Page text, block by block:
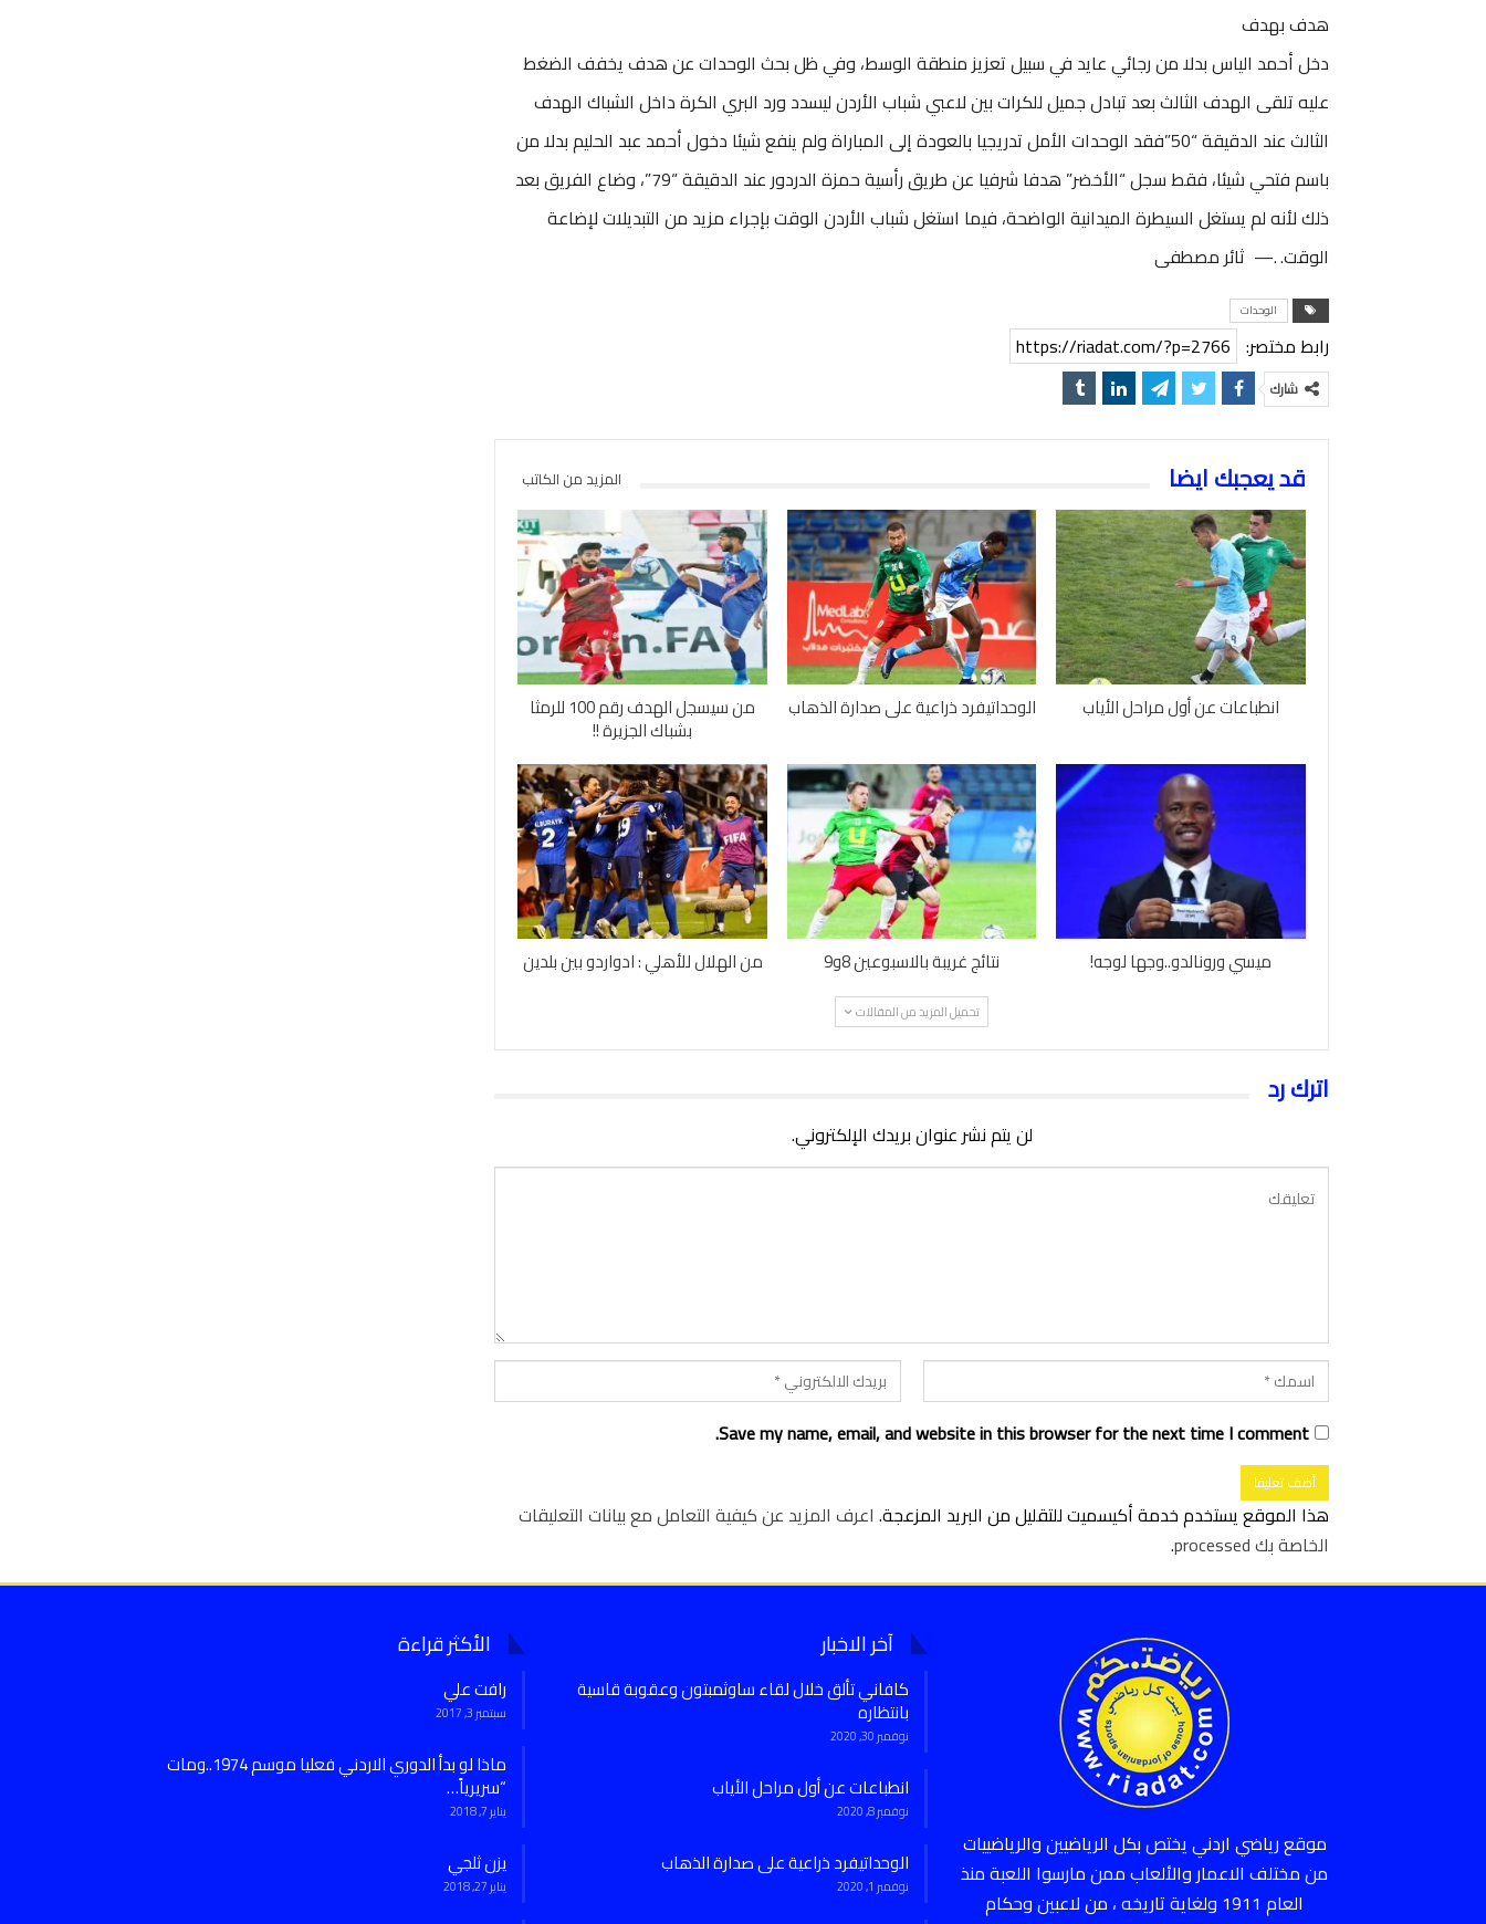
هدف بهدف
دخل أحمد الياس بدلا من رجائي عايد في سبيل تعزيز منطقة الوسط، وفي ظل بحث الوحدات عن هدف يخفف الضغط
عليه تلقى الهدف الثالث بعد تبادل جميل للكرات بين لاعبي شباب الأردن ليسدد ورد البري الكرة داخل الشباك الهدف
الثالث عند الدقيقة “50”فقد الوحدات الأمل تدريجيا بالعودة إلى المباراة ولم ينفع شيئا دخول أحمد عبد الحليم بدلا من
باسم فتحي شيئا، فقط سجل “الأخضر” هدفا شرفيا عن طريق رأسية حمزة الدردور عند الدقيقة “79”، وضاع الفريق بعد
ذلك لأنه لم يستغل السيطرة الميدانية الواضحة، فيما استغل شباب الأردن الوقت بإجراء مزيد من التبديلات لإضاعة
الوقت. .— ثائر مصطفى
الوحدات
رابط مختصر: https://riadat.com/?p=2766
شارك
قد يعجبك ايضا المزيد من الكاتب
انطباعات عن أول مراحل الأياب الوحداتيفرد ذراعية على صدارة الذهاب من سيسجل الهدف رقم 100 للرمثا
بشباك الجزيرة !!
ميسي ورونالدو..وجها لوجه! نتائج غريبة بالاسبوعين 8و9 من الهلال للأهلي : ادواردو بين بلدين
تحميل المزيد من المقالات
اترك رد
لن يتم نشر عنوان بريدك الإلكتروني.
Save my name, email, and website in this browser for the next time I comment.
هذا الموقع يستخدم خدمة أكيسميت للتقليل من البريد المزعجة. اعرف المزيد عن كيفية التعامل مع بيانات التعليقات
الخاصة بك processed
.
موقع رياضي اردني يختص بكل الرياضيين والرياضييات
من مختلف الاعمار والألعاب ممن مارسوا اللعبة منذ
العام 1911 ولغاية تاريخه ، من لاعبين وحكام
آخر الاخبار
كافاني تألق خلال لقاء ساوثمبتون وعقوبة قاسية
بانتظاره
نوفمبر 30, 2020
انطباعات عن أول مراحل الأياب
نوفمبر 8, 2020
الوحداتيفرد ذراعية على صدارة الذهاب
نوفمبر 1, 2020
الأكثر قراءة
رافت علي
سبتمبر 3, 2017
ماذا لو بدأ الدوري الاردني فعليا موسم 1974..ومات
“سريرياً…
يناير 7, 2018
يزن ثلجي
يناير 27, 2018